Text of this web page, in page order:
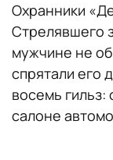
Охранники
Стрелявшего
мужчине не
спрятали его
восемь
салоне